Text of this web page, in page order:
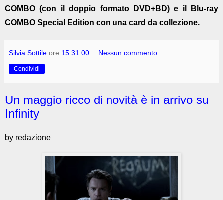
COMBO (con il doppio formato DVD+BD) e il Blu-ray
COMBO Special Edition con una card da collezione.
Silvia Sottile ore 15:31:00 Nessun commento:
Condividi
Un maggio ricco di novità è in arrivo su
Infinity
by redazione